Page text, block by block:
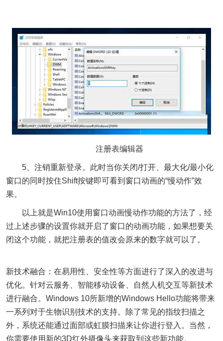
注册表编辑器
5、注销重新登录。此时当你关闭/打开、最大化/最小化
窗口的同时按住Shift按键即可看到窗口动画的“慢动作”效
果。
以上就是Win10使用窗口动画慢动作功能的方法了，经
过上述步骤的设置你就开启了窗口的动画功能，如果想要关
闭这个功能，就把注册表的值改会原来的数字就可以了。
新技术融合：在易用性、安全性等方面进行了深入的改进与
优化。针对云服务、智能移动设备、自然人机交互等新技术
进行融合。Windows 10所新增的Windows Hello功能将带来
一系列对于生物识别技术的支持。除了常见的指纹扫描之
外，系统还能通过面部或虹膜扫描来让你进行登入。当然，
你需要使用新的3D红外摄像头来获取到这些新功能。